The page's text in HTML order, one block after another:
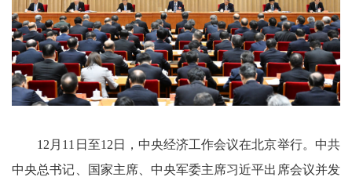
12月11日至12日，中央经济工作会议在北京举行。中共
中央总书记、国家主席、中央军委主席习近平出席会议并发